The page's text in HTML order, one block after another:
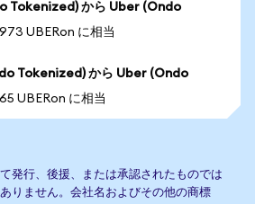
Tokenized) から Uber (Ondo
UBERon に相当
Tokenized) から Uber (Ondo
UBERon に相当
発行、後援、または承認されたものでは
りません。会社名およびその他の商標